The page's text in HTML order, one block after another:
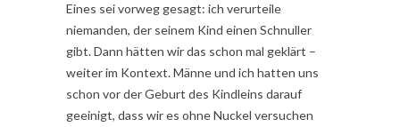
Eines sei vorweg gesagt: ich verurteile
niemanden, der seinem Kind einen Schnuller
gibt. Dann hätten wir das schon mal geklärt –
weiter im Kontext. Männe und ich hatten uns
schon vor der Geburt des Kindleins darauf
geeinigt, dass wir es ohne Nuckel versuchen